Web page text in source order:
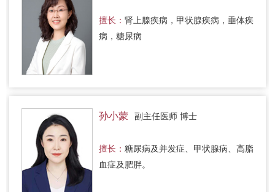
擅长： 肾上腺疾病，甲状腺疾病，垂体疾
病，糖尿病
孙小蒙 副主任医师 博士
擅长： 糖尿病及并发症、甲状腺病、高脂
血症及肥胖。